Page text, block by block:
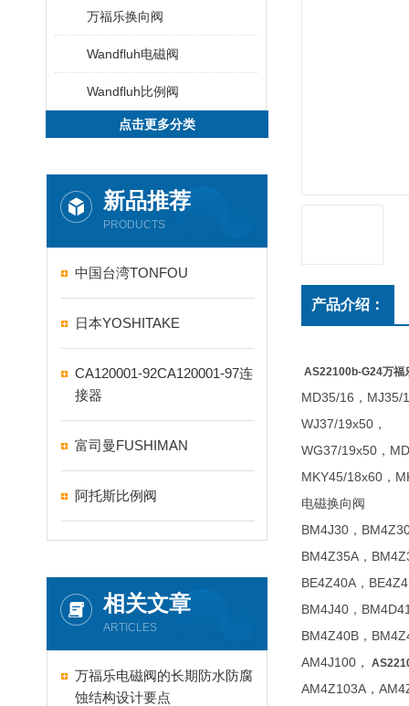
万福乐换向阀
Wandfluh电磁阀
Wandfluh比例阀
点击更多分类
新品推荐
PRODUCTS
中国台湾TONFOU
日本YOSHITAKE
CA120001-92CA120001-97连
接器
富司曼FUSHIMAN
阿托斯比例阀
相关文章
ARTICLES
万福乐电磁阀的长期防水防腐
蚀结构设计要点
产品介绍：
AS22100b-G24万福
MD35/16，MJ35/
WJ37/19x50，
WG37/19x50，
MKY45/18x60，
电磁换向阀
BM4J30，
BM4Z35A，
BE4Z40A，
BM4J40，
BM4Z40B，
AM4J100，
AM4Z103A，